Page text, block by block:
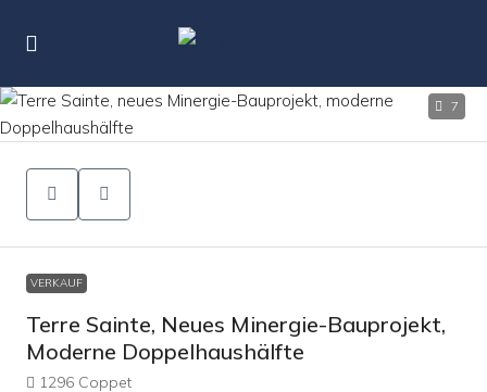
7
VERKAUF
Terre Sainte, Neues Minergie-Bauprojekt,
Moderne Doppelhaushälfte
1296 Coppet